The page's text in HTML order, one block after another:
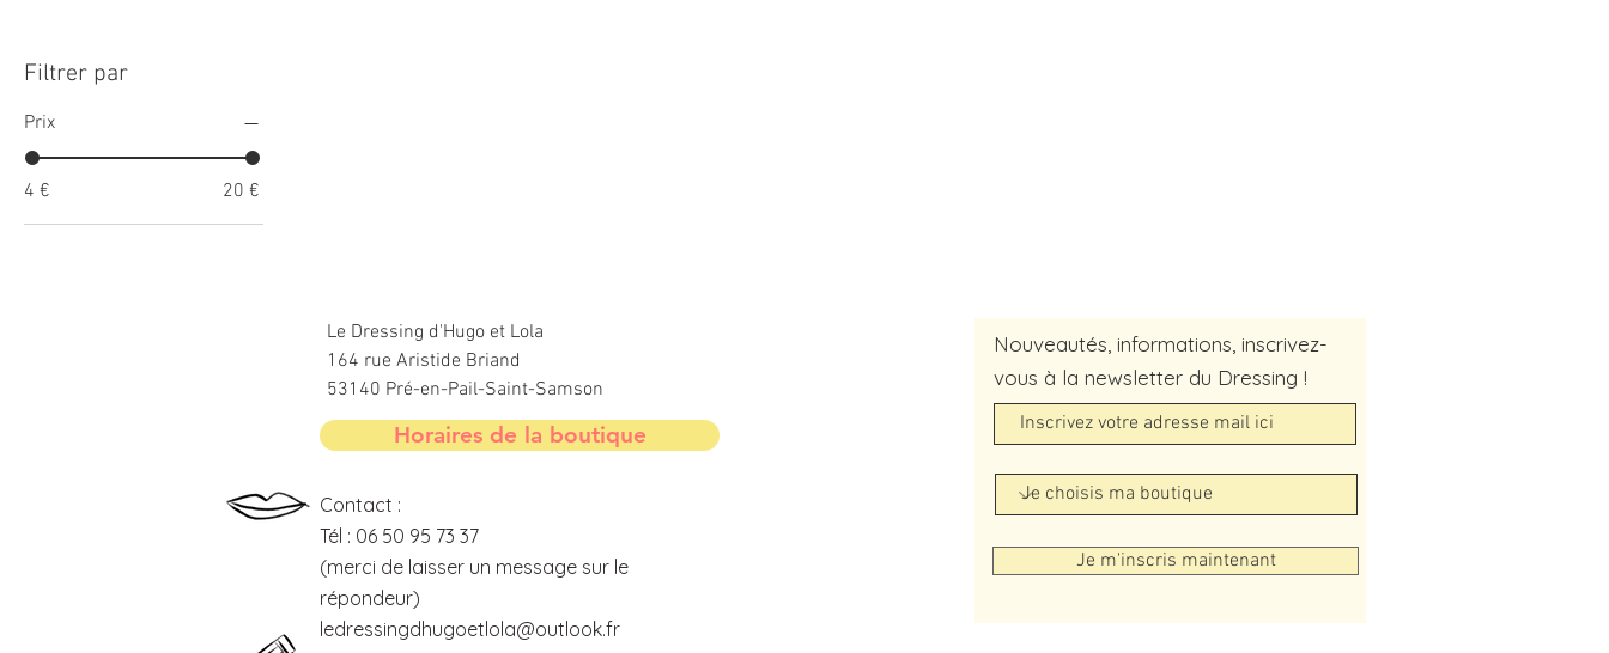
Filtrer par
Prix
4 € 20 €
Le Dressing d'Hugo et Lola
164 rue Aristide Briand
53140 Pré-en-Pail-Saint-Samson
Horaires de la boutique
Contact :
Tél : 06 50 95 73 37
(merci de laisser un message sur le
répondeur)
ledressingdhugoetlola@outlook.fr
Nouveautés, informations, inscrivez-
vous à la newsletter du Dressing !
Je m'inscris maintenant